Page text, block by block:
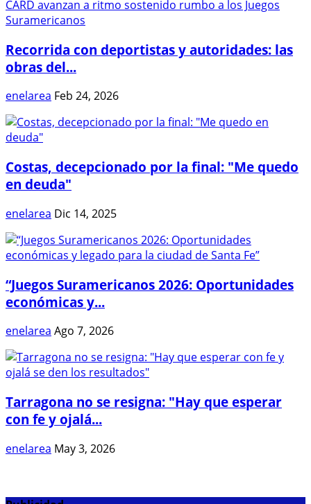
Recorrida con deportistas y autoridades: las
obras del...
enelarea Feb 24, 2026
Costas, decepcionado por la final: "Me quedo
en deuda"
enelarea Dic 14, 2025
“Juegos Suramericanos 2026: Oportunidades
económicas y...
enelarea Ago 7, 2026
Tarragona no se resigna: "Hay que esperar
con fe y ojalá...
enelarea May 3, 2026